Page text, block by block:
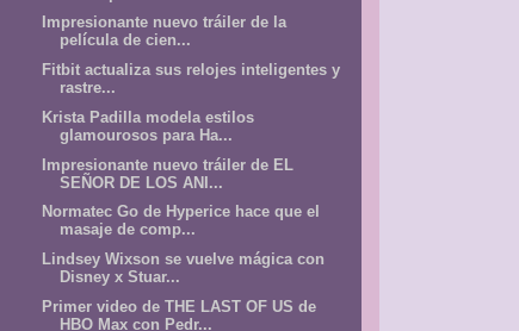
Impresionante nuevo tráiler de la
película de cien...
Fitbit actualiza sus relojes inteligentes y
rastre...
Krista Padilla modela estilos
glamourosos para Ha...
Impresionante nuevo tráiler de EL
SEÑOR DE LOS ANI...
Normatec Go de Hyperice hace que el
masaje de comp...
Lindsey Wixson se vuelve mágica con
Disney x Stuar...
Primer video de THE LAST OF US de
HBO Max con Pedr...